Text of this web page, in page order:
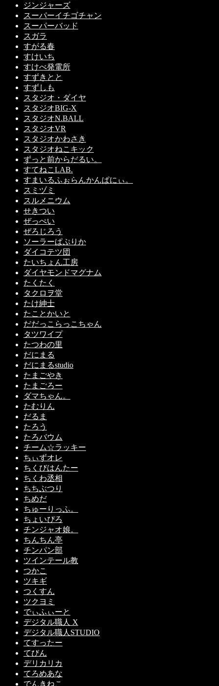
ジンジャーズ
スーパーイチゴチャン
スーパーバッド
スガラ
すがる春
すけいち
すけべ発電所
すずきとと
すずしも
スタジオ・ダイヤ
スタジオBIG-X
スタジオN.BALL
スタジオVR
スタジオかわさき
スタジオねこキック
ずっと前からだるい。
すてねこLAB.
すまいるふぉらんかんぱにぃ。
スミヅミ
スルメニウム
せきつい
ぜっぺい
ぜろじろう
ソーラーぱぷりか
ダイコテツ団
たいちょん工房
ダイヤモンドマグナム
たくたく
タクロヲ堂
たけ紳士
たことかいと
だだっこらっこちゃん
タツワイプ
たつわの里
だにまる
だにまるstudio
たまごやき
たまごろー
ダマちゃん。
たむりん
だるま
たろう
たろバウム
チーム☆ラッキー
ちぃずオレ
ちくびはんたー
ちくわ丞相
ちちぶつり
ちめだ
ちゅーりっふ。
ちょいぴろ
チンジャオ娘。
ちんちん亭
チンパン部
ツインテール教
つかこ
ツキギ
つくすん
ツクヨミ
でぃふぃーと
デジタル職人 X
デジタル職人STUDIO
てすったー
てびん
デリカリカ
てろめあな
でんきねこ